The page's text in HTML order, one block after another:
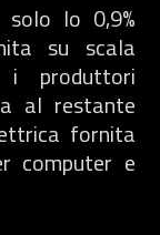
solo lo 0,9%
su scala
i produttori
al restante
fornita
computer e